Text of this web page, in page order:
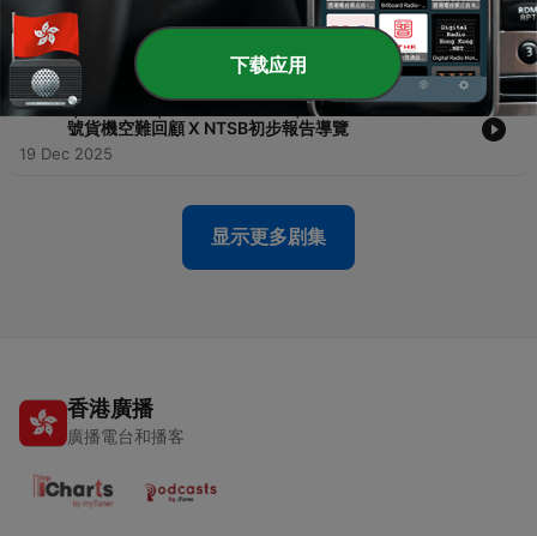
169 - ｜機長廣播 EP167｜ 2025培訓機師招募人數大公開 X
國外航空與台灣的差異 X 取得A320教員資格的過程
04 Feb 2026
168 - ｜機長廣播｜ 喬丹英文小教室｜ EP1 - UPS航空2976
號貨機空難回顧 X NTSB初步報告導覽
19 Dec 2025
显示更多剧集
香港廣播
廣播電台和播客
下载应用